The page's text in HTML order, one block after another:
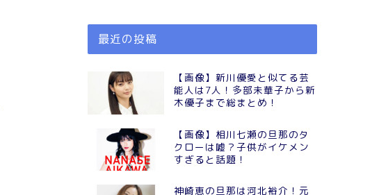
最近の投稿
【画像】新川優愛と似てる芸
能人は7人！多部未華子から新
木優子まで総まとめ！
【画像】相川七瀬の旦那のタ
クローは嘘？子供がイケメン
すぎると話題！
神崎恵の旦那は河北裕介！元